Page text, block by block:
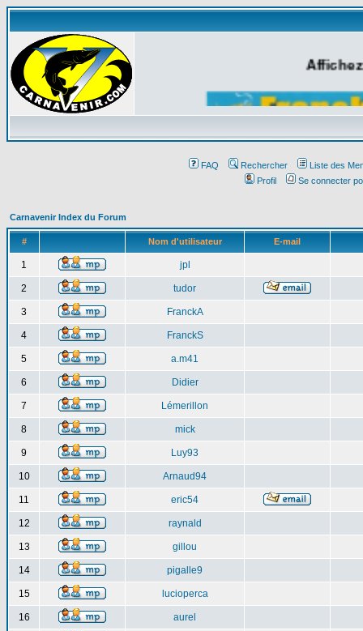
FAQ Rechercher
Liste des
Profil
Se connecter
Carnavenir Index du Forum
# Nom d'utilisateur E-mail
1 jpl
2 tudor
3 FranckA
4 FranckS
5 a.m41
6 Didier
7 Lémerillon
8 mick
9 Luy93
10 Arnaud94
11 eric54
12 raynald
13 gillou
14 pigalle9
15 lucioperca
16 aurel